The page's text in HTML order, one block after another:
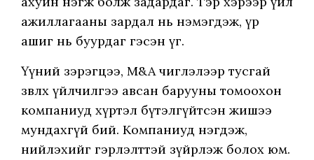
ажиллагааны зардал нь нэмэгдэж, үр
ашиг нь буурдаг гэсэн үг.
Үүний зэрэгцээ, M&A чиглэлээр тусгай
зөвлөх үйлчилгээ авсан барууны томоохон
компаниуд хүртэл бүтэлгүйтсэн жишээ
мундахгүй бий. Компаниуд нэгдэж,
нийлэхийг гэрлэлттэй зүйрлэж болох юм.